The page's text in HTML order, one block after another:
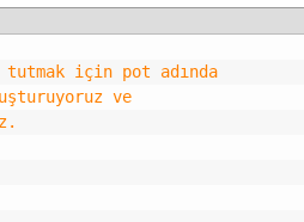
tutmak için pot adında
ve